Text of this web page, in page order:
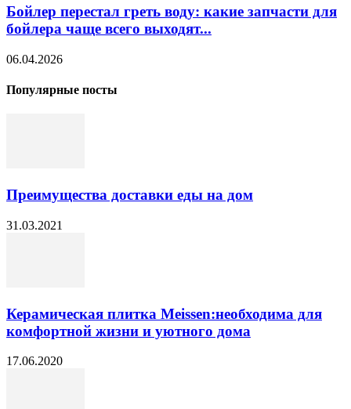
Бойлер перестал греть воду: какие запчасти для
бойлера чаще всего выходят...
06.04.2026
Популярные посты
Преимущества доставки еды на дом
31.03.2021
Керамическая плитка Meissen:необходима для
комфортной жизни и уютного дома
17.06.2020